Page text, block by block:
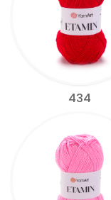
434